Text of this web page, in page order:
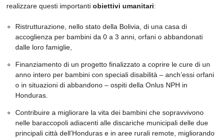
realizzare questi importanti obiettivi umanitari:
Ristrutturazione, nello stato della Bolivia, di una casa di
accoglienza per bambini da 0 a 3 anni, orfani o abbandonati
dalle loro famiglie,
Finanziamento di un progetto finalizzato a coprire le cure di un
anno intero per bambini con speciali disabilità – anch’essi orfani
o in situazioni di abbandono – ospiti della Onlus NPH in
Honduras.
Contribuire a migliorare la vita dei bambini che sopravvivono
nelle baraccopoli adiacenti alle discariche municipali delle due
principali città dell’Honduras e in aree rurali remote, migliorando